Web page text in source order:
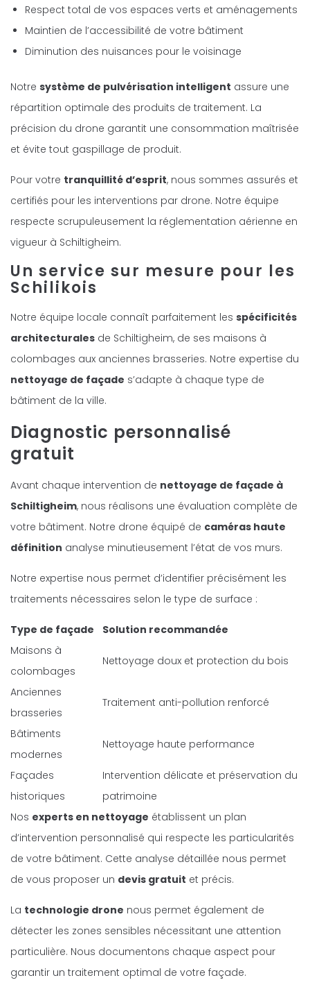
Respect total de vos espaces verts et aménagements
Maintien de l’accessibilité de votre bâtiment
Diminution des nuisances pour le voisinage
Notre système de pulvérisation intelligent assure une
répartition optimale des produits de traitement. La
précision du drone garantit une consommation maîtrisée
et évite tout gaspillage de produit.
Pour votre tranquillité d’esprit, nous sommes assurés et
certifiés pour les interventions par drone. Notre équipe
respecte scrupuleusement la réglementation aérienne en
vigueur à Schiltigheim.
Un service sur mesure pour les
Schilikois
Notre équipe locale connaît parfaitement les spécificités
architecturales de Schiltigheim, de ses maisons à
colombages aux anciennes brasseries. Notre expertise du
nettoyage de façade s’adapte à chaque type de
bâtiment de la ville.
Diagnostic personnalisé
gratuit
Avant chaque intervention de nettoyage de façade à
Schiltigheim, nous réalisons une évaluation complète de
votre bâtiment. Notre drone équipé de caméras haute
définition analyse minutieusement l’état de vos murs.
Notre expertise nous permet d’identifier précisément les
traitements nécessaires selon le type de surface :
Type de façade
Solution recommandée
Maisons à
colombages
Nettoyage doux et protection du bois
Anciennes
brasseries
Traitement anti-pollution renforcé
Bâtiments
modernes
Nettoyage haute performance
Façades
historiques
Intervention délicate et préservation du
patrimoine
Nos experts en nettoyage établissent un plan
d’intervention personnalisé qui respecte les particularités
de votre bâtiment. Cette analyse détaillée nous permet
de vous proposer un devis gratuit et précis.
La technologie drone nous permet également de
détecter les zones sensibles nécessitant une attention
particulière. Nous documentons chaque aspect pour
garantir un traitement optimal de votre façade.